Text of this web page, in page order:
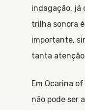
indagação, já
trilha sonora
importante,
tanta
Em Ocarina
não pode ser